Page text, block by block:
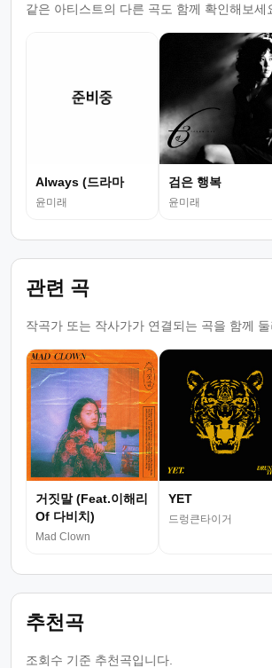
같은 아티스트의 다른 곡도 함께 확인해보세
Always (드라마
윤미래
검은 행복
윤미래
관련 곡
작곡가 또는 작사가가 연결되는 곡을 함께
거짓말 (Feat.이해리
Of 다비치)
Mad Clown
YET
드렁큰타이거
추천곡
조회수 기준 추천곡입니다.